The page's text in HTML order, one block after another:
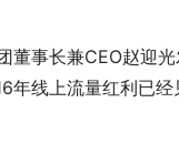
事长兼CEO赵迎
线上流量红利已